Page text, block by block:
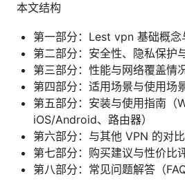
本文结构
第一部分：Lest vpn 基础概念
第二部分：安全性、隐私保护
第三部分：性能与网络覆盖情
第四部分：适用场景与使用场
第五部分：安装与使用指南（
iOS/Android、路由器）
第六部分：与其他 VPN 的对
第七部分：购买建议与性价比
第八部分：常见问题解答（FAQ